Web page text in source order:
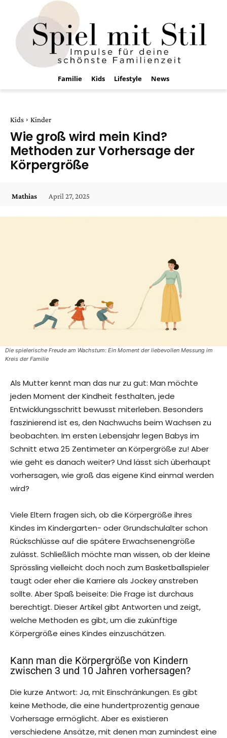
Familie Kids Lifestyle News
Kids Kinder
Wie groß wird mein Kind?
Methoden zur Vorhersage der
Körpergröße
Mathias April 27, 2025
Die spielerische Freude am Wachstum: Ein Moment der liebevollen Messung im
Kreis der Familie
Als Mutter kennt man das nur zu gut: Man möchte
jeden Moment der Kindheit festhalten, jede
Entwicklungsschritt bewusst miterleben. Besonders
faszinierend ist es, den Nachwuchs beim Wachsen zu
beobachten. Im ersten Lebensjahr legen Babys im
Schnitt etwa 25 Zentimeter an Körpergröße zu! Aber
wie geht es danach weiter? Und lässt sich überhaupt
vorhersagen, wie groß das eigene Kind einmal werden
wird?
Viele Eltern fragen sich, ob die Körpergröße ihres
Kindes im Kindergarten- oder Grundschulalter schon
Rückschlüsse auf die spätere Erwachsenengröße
zulässt. Schließlich möchte man wissen, ob der kleine
Sprössling vielleicht doch noch zum Basketballspieler
taugt oder eher die Karriere als Jockey anstreben
sollte. Aber Spaß beiseite: Die Frage ist durchaus
berechtigt. Dieser Artikel gibt Antworten und zeigt,
welche Methoden es gibt, um die zukünftige
Körpergröße eines Kindes einzuschätzen.
Kann man die Körpergröße von Kindern
zwischen 3 und 10 Jahren vorhersagen?
Die kurze Antwort: Ja, mit Einschränkungen. Es gibt
keine Methode, die eine hundertprozentig genaue
Vorhersage ermöglicht. Aber es existieren
verschiedene Ansätze, mit denen man zumindest eine